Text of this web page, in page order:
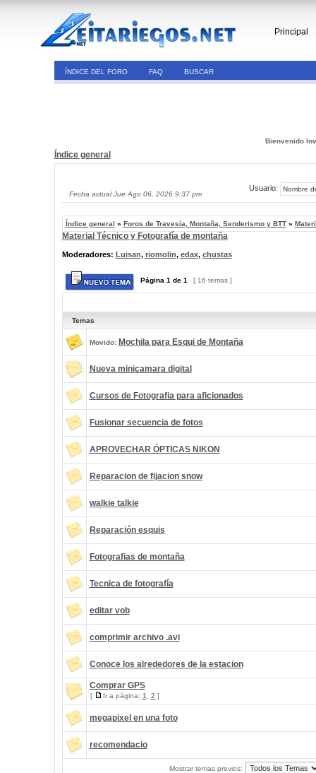
Principal
ÍNDICE DEL FORO FAQ BUSCAR
Bienvenido
Índice general
Fecha actual Jue Ago 06, 2026 9:37 pm
Usuario:
Índice general » Foros de Travesía, Montaña, Senderismo y BTT»
Material Técnico y Fotografía de montaña
Moderadores: Luisan, riomolin, edax, chustas
Página 1 de 1 [ 16 temas ]
Temas
Movido: Mochila para Esqui de Montaña
Nueva minicamara digital
Cursos de Fotografia para aficionados
Fusionar secuencia de fotos
APROVECHAR ÓPTICAS NIKON
Reparacion de fijacion snow
walkie talkie
Reparación esquis
Fotografias de montaña
Tecnica de fotografía
editar vob
comprimir archivo .avi
Conoce los alrededores de la estacion
Comprar GPS
[ Ir a página: 1 2 ]
megapixel en una foto
recomendacio
Mostrar temas previos: